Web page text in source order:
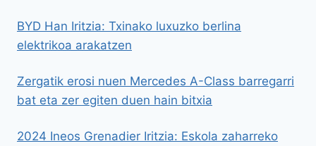
BYD Han Iritzia: Txinako luxuzko berlina
elektrikoa arakatzen
Zergatik erosi nuen Mercedes A-Class barregarri
bat eta zer egiten duen hain bitxia
2024 Ineos Grenadier Iritzia: Eskola zaharreko